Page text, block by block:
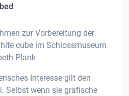
zur Vorbereitung der
cube im Schlossmuseum
Plank
Interesse gilt den
Selbst wenn sie grafische